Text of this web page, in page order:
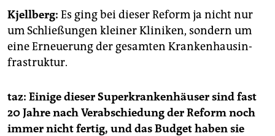
Kjellberg: Es ging bei dieser Reform ja nicht nur
um Schließungen kleiner Kliniken, sondern um
eine Erneuerung der gesamten Krankenhausin­
frastruktur.
taz: Einige dieser Superkrankenhäuser sind fast
20 Jahre nach Verabschiedung der Reform noch
immer nicht fertig, und das Budget haben sie